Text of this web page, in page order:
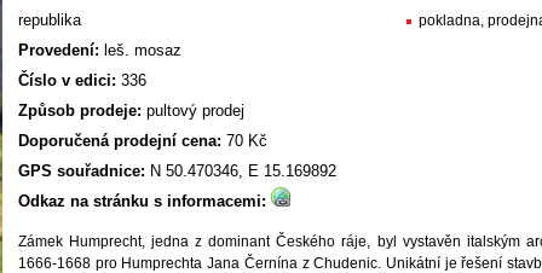
republika
Provedení: leš. mosaz
Číslo v edici: 336
Způsob prodeje: pultový prodej
Doporučená prodejní cena: 70 Kč
GPS souřadnice: N 50.470346, E 15.169892
Odkaz na stránku s informacemi:
pokladna,
Zámek Humprecht, jedna z dominant Českého ráje, byl vystavěn italským
1666-1668 pro Humprechta Jana Černína z Chudenic. Unikátní je řešení